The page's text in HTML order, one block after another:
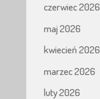
czerwiec 2026
maj 2026
kwiecień 2026
marzec 2026
luty 2026